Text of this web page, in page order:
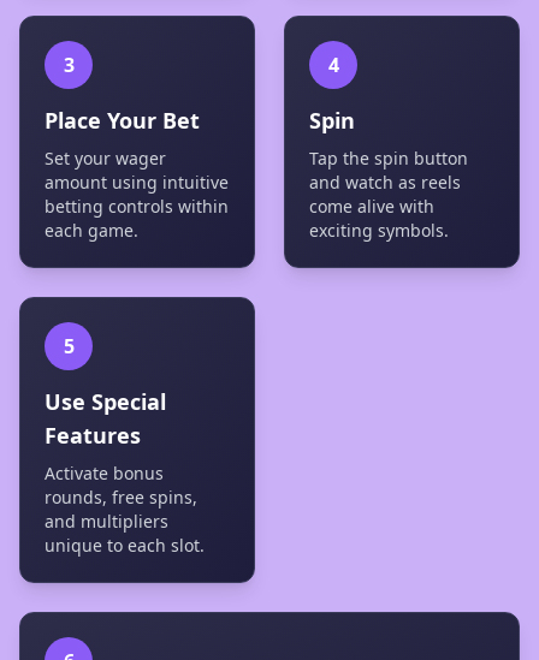
3
Place Your Bet
Set your wager
amount using intuitive
betting controls within
each game.
4
Spin
Tap the spin button
and watch as reels
come alive with
exciting symbols.
5
Use Special
Features
Activate bonus
rounds, free spins,
and multipliers
unique to each slot.